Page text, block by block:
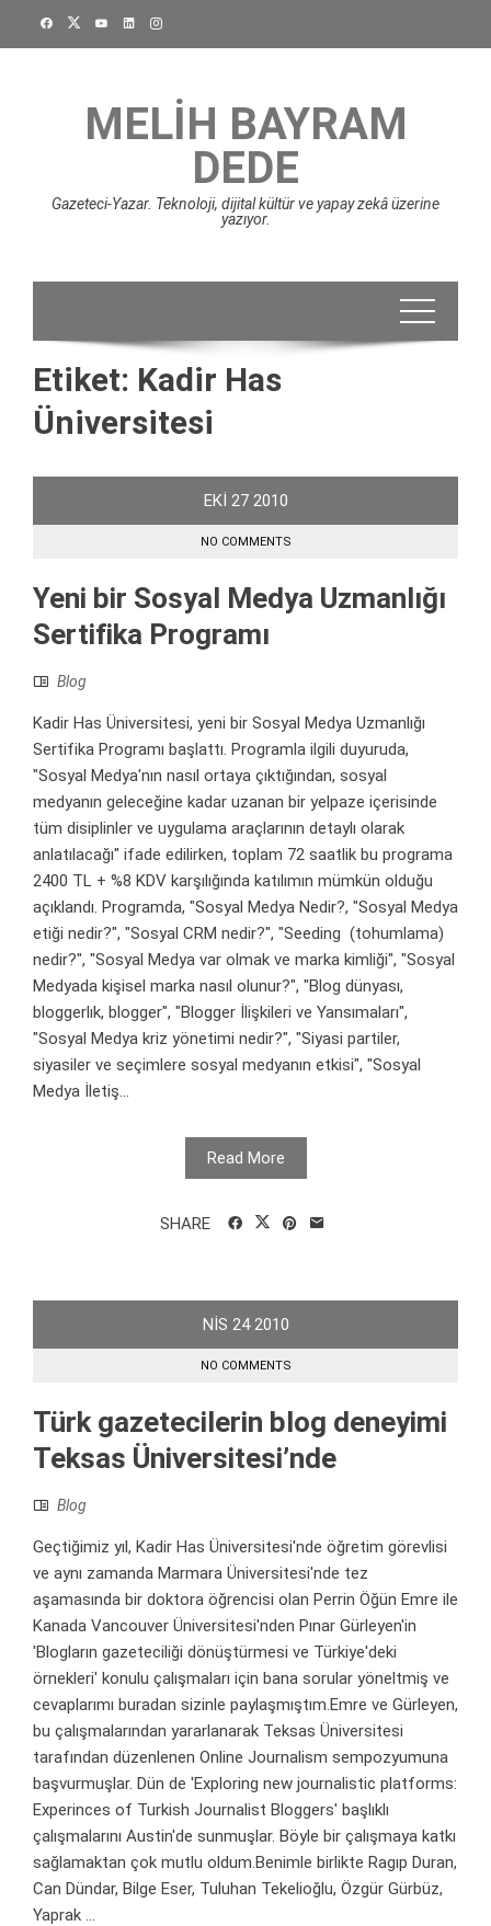
MELIH BAYRAM
DEDE
Gazeteci-Yazar. Teknoloji, dijital kültür ve yapay zekâ üzerine
yazıyor.
Etiket: Kadir Has
Üniversitesi
EKI 27 2010
NO COMMENTS
Yeni bir Sosyal Medya Uzmanlığı
Sertifika Programı
Blog
Kadir Has Üniversitesi, yeni bir Sosyal Medya Uzmanlığı
Sertifika Programı başlattı. Programla ilgili duyuruda,
"Sosyal Medya'nın nasıl ortaya çıktığından, sosyal
medyanın geleceğine kadar uzanan bir yelpaze içerisinde
tüm disiplinler ve uygulama araçlarının detaylı olarak
anlatılacağı" ifade edilirken, toplam 72 saatlik bu programa
2400 TL + %8 KDV karşılığında katılımın mümkün olduğu
açıklandı. Programda, "Sosyal Medya Nedir?, "Sosyal Medya
etiği nedir?", "Sosyal CRM nedir?", "Seeding (tohumlama)
nedir?", "Sosyal Medya var olmak ve marka kimliği", "Sosyal
Medyada kişisel marka nasıl olunur?", "Blog dünyası,
bloggerlık, blogger", "Blogger İlişkileri ve Yansımaları",
"Sosyal Medya kriz yönetimi nedir?", "Siyasi partiler,
siyasiler ve seçimlere sosyal medyanın etkisi", "Sosyal
Medya İletiş...
Read More
SHARE
NIS 24 2010
NO COMMENTS
Türk gazetecilerin blog deneyimi
Teksas Üniversitesi’nde
Blog
Geçtiğimiz yıl, Kadir Has Üniversitesi'nde öğretim görevlisi
ve aynı zamanda Marmara Üniversitesi'nde tez
aşamasında bir doktora öğrencisi olan Perrin Öğün Emre ile
Kanada Vancouver Üniversitesi'nden Pınar Gürleyen'in
'Blogların gazeteciliği dönüştürmesi ve Türkiye'deki
örnekleri' konulu çalışmaları için bana sorular yöneltmiş ve
cevaplarımı buradan sizinle paylaşmıştım.Emre ve Gürleyen,
bu çalışmalarından yararlanarak Teksas Üniversitesi
tarafından düzenlenen Online Journalism sempozyumuna
başvurmuşlar. Dün de 'Exploring new journalistic platforms:
Experinces of Turkish Journalist Bloggers' başlıklı
çalışmalarını Austin'de sunmuşlar. Böyle bir çalışmaya katkı
sağlamaktan çok mutlu oldum.Benimle birlikte Ragıp Duran,
Can Dündar, Bilge Eser, Tuluhan Tekelioğlu, Özgür Gürbüz,
Yaprak ...